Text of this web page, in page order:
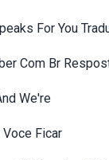
For You
Com Br
We're
Ficar